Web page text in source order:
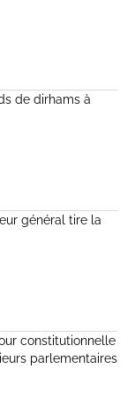
de dirhams à
général tire la
constitutionnelle
parlementaires